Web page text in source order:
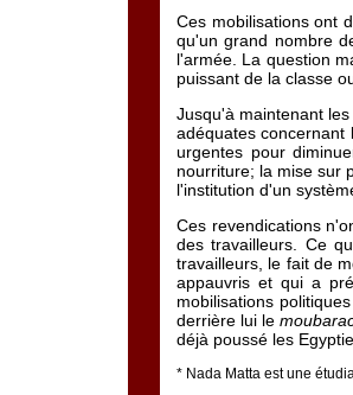
Ces mobilisations ont
qu'un grand nombre
l'armée. La question
puissant de la classe
Jusqu'à maintenant
adéquates concernant
urgentes pour
nourriture; la mise sur
l'institution d'un
Ces revendications
des travailleurs. Ce
travailleurs, le fait de
appauvris et qui a
mobilisations
derrière lui le
déjà poussé les
* Nada Matta est une